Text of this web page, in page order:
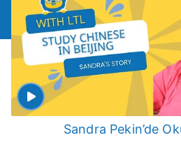
Sandra Pekin’de